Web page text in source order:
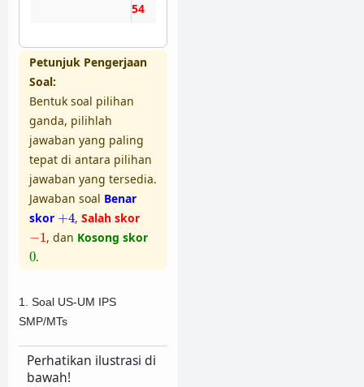
53
Petunjuk Pengerjaan
Soal:
Bentuk soal pilihan
ganda, pilihlah
jawaban yang paling
tepat di antara pilihan
jawaban yang tersedia.
Jawaban soal Benar
skor +4
+ 4, Salah skor
−1
1 , dan Kosong skor
0
0.
1. Soal US-UM IPS
SMP/MTs
Perhatikan ilustrasi di
bawah!